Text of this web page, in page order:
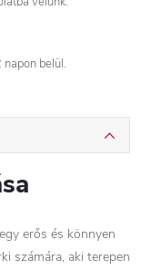
napon belül.
erős és könnyen
számára, aki terepen